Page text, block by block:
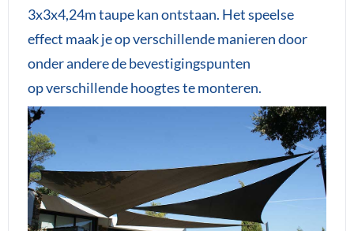
3x3x4,24m taupe kan ontstaan. Het speelse
effect maak je op verschillende manieren door
onder andere de bevestigingspunten
op verschillende hoogtes te monteren.